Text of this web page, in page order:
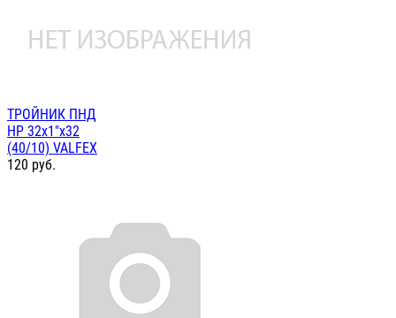
ТРОЙНИК ПНД
НР 32х1"х32
(40/10) VALFEX
120 руб.